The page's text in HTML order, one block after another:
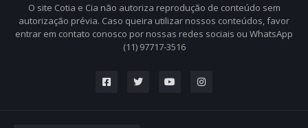
O site Cotia e Cia não autoriza reprodução de conteúdo sem
autorização prévia. Caso queira utilizar nossos conteúdos, favor
entrar em contato conosco por nossas redes sociais ou WhatsApp
(11) 97717-3516